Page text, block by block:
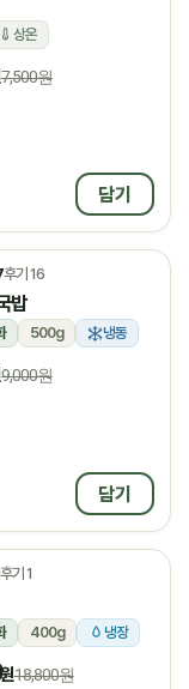
상온
7,500원
담기
후기 16
밥
500g 냉동
9,000원
담기
후기 1
400g 냉장
원18,800원